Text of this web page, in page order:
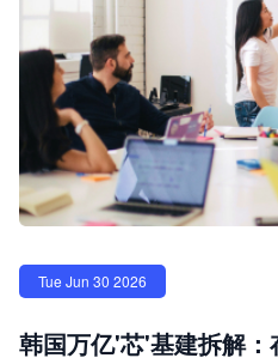
Tue Jun 30 2026
韩国万亿'芯'基建拆解